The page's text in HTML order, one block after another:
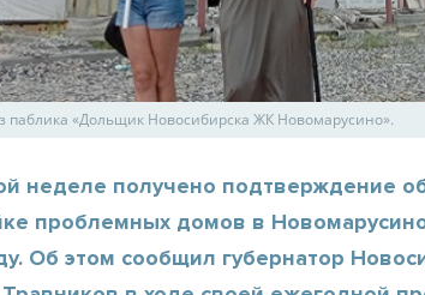
паблика «Дольщик Новосибирска ЖК Новомарусино».
неделе получено подтверждение
проблемных домов в
Об этом сообщил губернатор